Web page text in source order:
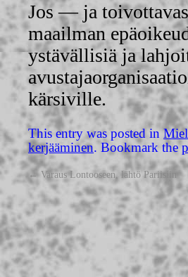
Jos — ja
maailman
ystävällisiä ja
kärsiville.
This entry was posted in
kerjääminen. Bookmark the
← Varaus Lontooseen, lähtö Pariisiin